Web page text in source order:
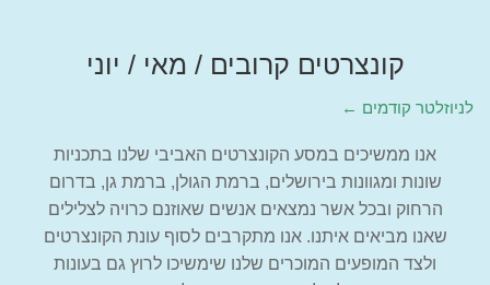
קונצרטים קרובים / מאי / יוני
← לניוזלטר קודמים
אנו ממשיכים במסע הקונצרטים האביבי שלנו בתכניות
שונות ומגוונות בירושלים, ברמת הגולן, ברמת גן, בדרום
הרחוק ובכל אשר נמצאים אנשים שאוזנם כרויה לצלילים
שאנו מביאים איתנו. אנו מתקרבים לסוף עונת הקונצרטים
ולצד המופעים המוכרים שלנו שימשיכו לרוץ גם בעונות